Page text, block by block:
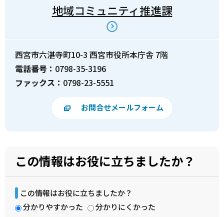
地域コミュニティ推進課
西宮市六湛寺町10-3 西宮市役所本庁舎 7階
電話番号： 0798-35-3196
ファックス： 0798-23-5551
お問合せメールフォーム
この情報はお役に立ちましたか？
この情報はお役に立ちましたか？
分かりやすかった
分かりにくかった